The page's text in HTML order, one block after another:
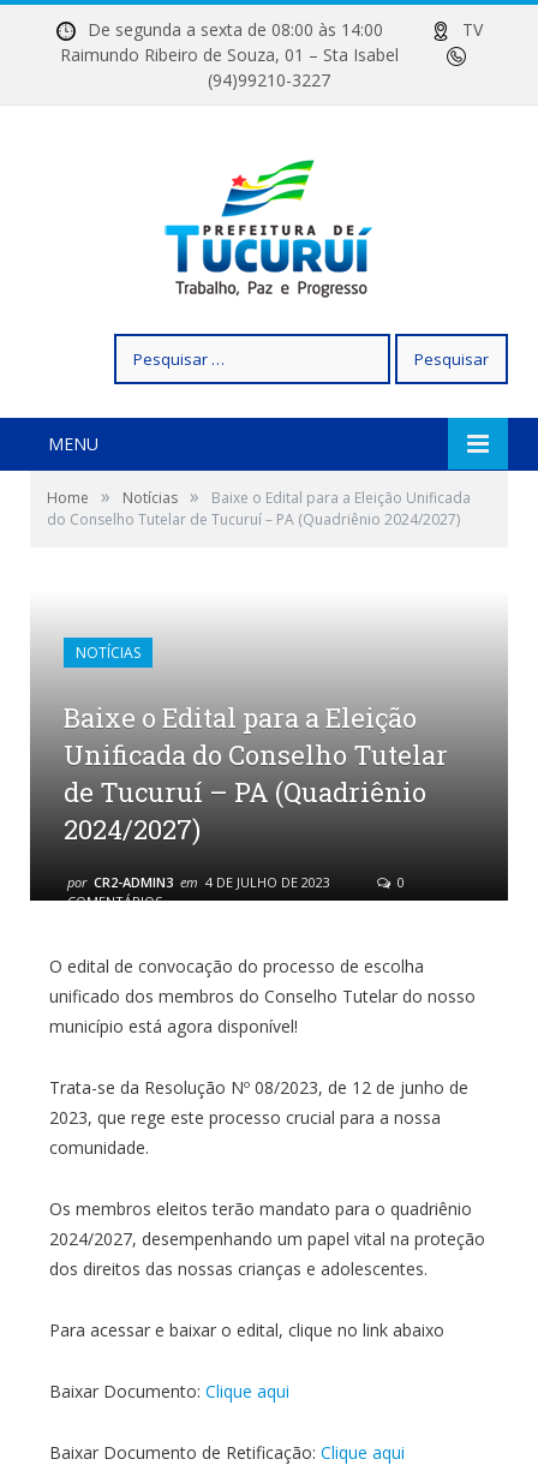
De segunda a sexta de 08:00 às 14:00
TV
Raimundo Ribeiro de Souza, 01 – Sta Isabel
(94)99210-3227
por:
MENU
Home » Notícias »
Baixe o Edital para a Eleição Unificada
do Conselho Tutelar de Tucuruí – PA (Quadriênio 2024/2027)
NOTÍCIAS
Baixe o Edital para a Eleição
Unificada do Conselho Tutelar
de Tucuruí – PA (Quadriênio
2024/2027)
por CR2-ADMIN3 em 4 DE JULHO DE 2023
0
COMENTÁRIOS
O edital de convocação do processo de escolha
unificado dos membros do Conselho Tutelar do nosso
município está agora disponível!
Trata-se da Resolução Nº 08/2023, de 12 de junho de
2023, que rege este processo crucial para a nossa
comunidade.
Os membros eleitos terão mandato para o quadriênio
2024/2027, desempenhando um papel vital na proteção
dos direitos das nossas crianças e adolescentes.
Para acessar e baixar o edital, clique no link abaixo
Baixar Documento: Clique aqui
Baixar Documento de Retificação: Clique aqui